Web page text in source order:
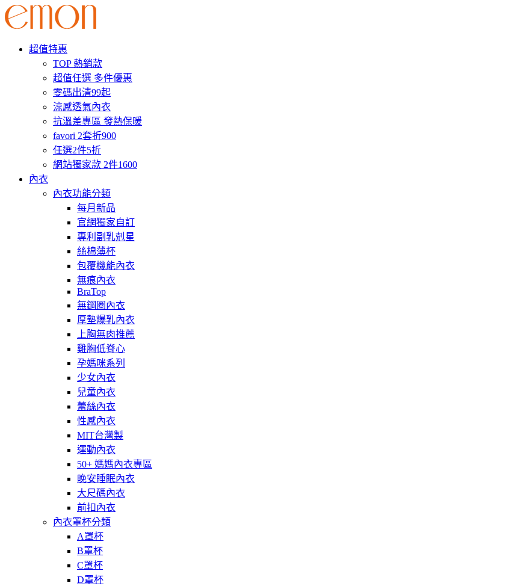
超值特惠
TOP 熱銷款
超值任選 多件優惠
零碼出清99起
涼感透氣內衣
抗溫差專區 發熱保暖
favori 2套折900
任選2件5折
網站獨家款 2件1600
內衣
內衣功能分類
每月新品
官網獨家自訂
專利副乳剋星
絲棉薄杯
包覆機能內衣
無痕內衣
BraTop
無鋼圈內衣
厚墊爆乳內衣
上胸無肉推薦
雞胸低脊心
孕媽咪系列
少女內衣
兒童內衣
蕾絲內衣
性感內衣
MIT台灣製
運動內衣
50+ 媽媽內衣專區
晚安睡眠內衣
大尺碼內衣
前扣內衣
內衣罩杯分類
A罩杯
B罩杯
C罩杯
D罩杯